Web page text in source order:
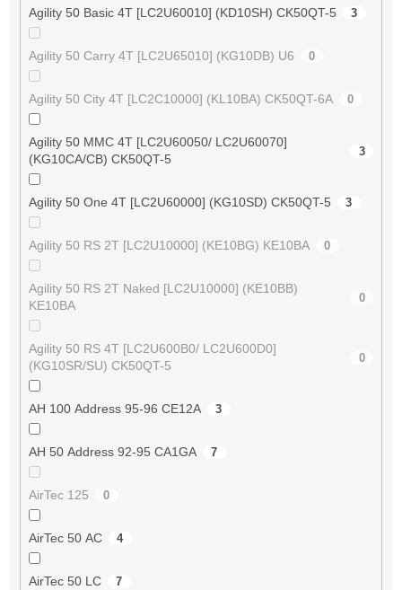
Agility 50 Basic 4T [LC2U60010] (KD10SH) CK50QT-5 3
Agility 50 Carry 4T [LC2U65010] (KG10DB) U6 0
Agility 50 City 4T [LC2C10000] (KL10BA) CK50QT-6A 0
Agility 50 MMC 4T [LC2U60050/ LC2U60070]
(KG10CA/CB) CK50QT-5
3
Agility 50 One 4T [LC2U60000] (KG10SD) CK50QT-5 3
Agility 50 RS 2T [LC2U10000] (KE10BG) KE10BA 0
Agility 50 RS 2T Naked [LC2U10000] (KE10BB)
KE10BA
0
Agility 50 RS 4T [LC2U600B0/ LC2U600D0]
(KG10SR/SU) CK50QT-5
0
AH 100 Address 95-96 CE12A 3
AH 50 Address 92-95 CA1GA 7
AirTec 125 0
AirTec 50 AC 4
AirTec 50 LC 7